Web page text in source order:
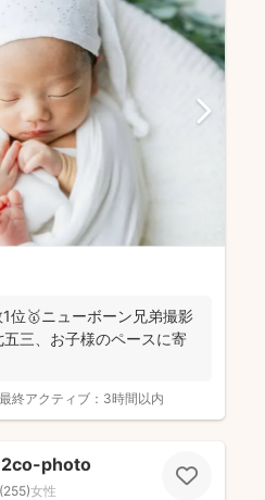
位🥇ニューボーン兄弟撮影
三、お子様のペースに寄
最終アクティブ： 3時間以内
2co-photo
(255)女性